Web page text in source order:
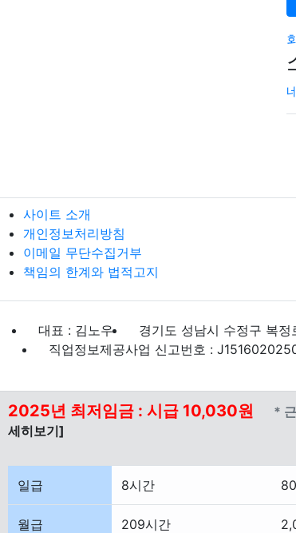
사이트 소개
개인정보처리방침
이메일 무단수집거부
책임의 한계와 법적고지
대표 : 김노우 경기도 성남시 수정구 복
직업정보제공사업 신고번호 :
2025년 최저임금 : 시급 10,030원 *
세히보기]
일급 8시간
월급
209시간